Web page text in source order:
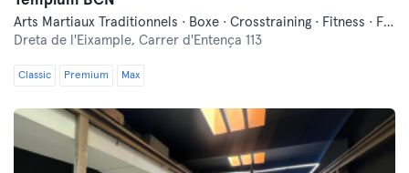
Arts Martiaux Traditionnels · Boxe · Crosstraining · Fitness · Free Fight · Functional Training · Hyrox · Self-défense · Yoga
Dreta de l'Eixample, Carrer d'Entença 113
Classic Premium Max